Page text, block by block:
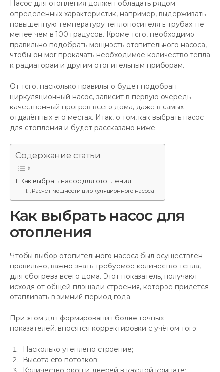
Насос для отопления должен обладать рядом
определённых характеристик, например, выдерживать
повышенную температуру теплоносителя в трубах, не
менее чем в 100 градусов. Кроме того, необходимо
правильно подобрать мощность отопительного насоса,
чтобы он мог прокачать необходимое количество тепла
к радиаторам и другим отопительным приборам.
От того, насколько правильно будет подобран
циркуляционный насос, зависит в первую очередь
качественный прогрев всего дома, даже в самых
отдалённых его местах. Итак, о том, как выбрать насос
для отопления и будет рассказано ниже.
Содержание статьи
Как выбрать насос для отопления
Расчет мощности циркуляционного насоса
Как выбрать насос для
отопления
Чтобы выбор отопительного насоса был осуществлён
правильно, важно знать требуемое количество тепла,
для обогрева всего дома. Этот показатель, получают
исходя от общей площади строения, которое придётся
отапливать в зимний период года.
При этом для формирования более точных
показателей, вносятся корректировки с учётом того:
Насколько утеплено строение;
Высота его потолков;
Количество окон и дверей в каждой комнате;